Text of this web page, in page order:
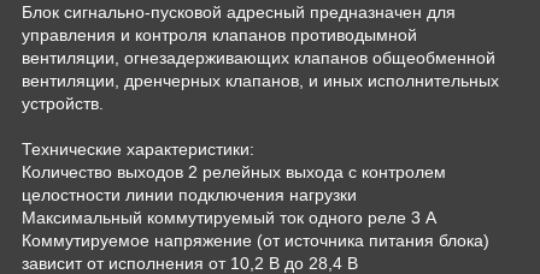
Блок сигнально-пусковой адресный предназначен для
управления и контроля клапанов противодымной
вентиляции, огнезадерживающих клапанов общеобменной
вентиляции, дренчерных клапанов, и иных исполнительных
устройств.
Технические характеристики:
Количество выходов 2 релейных выхода с контролем
целостности линии подключения нагрузки
Максимальный коммутируемый ток одного реле 3 А
Коммутируемое напряжение (от источника питания блока)
зависит от исполнения от 10,2 В до 28,4 В